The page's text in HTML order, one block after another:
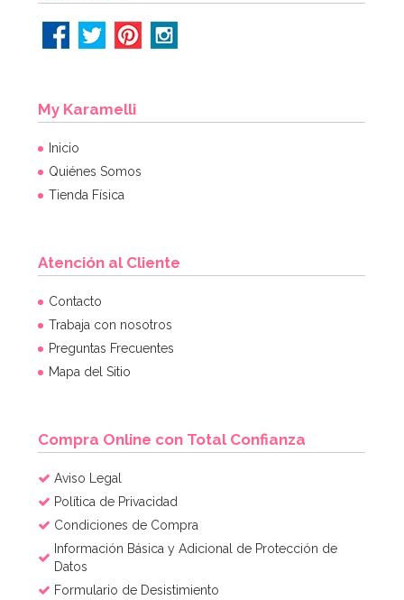
Molde para hacer helados en forma de paraguas
7,95€
AÑADIR
My Karamelli
Inicio
Quiénes Somos
Tienda Física
Atención al Cliente
Contacto
Trabaja con nosotros
Preguntas Frecuentes
Mapa del Sitio
Compra Online con Total Confianza
Aviso Legal
Política de Privacidad
Condiciones de Compra
Información Básica y Adicional de Protección de
Datos
Formulario de Desistimiento